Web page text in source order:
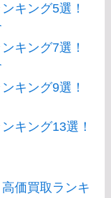
キング5選！
キング7選！
キング9選！
キング13選！
価買取ランキ